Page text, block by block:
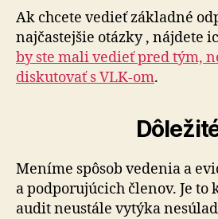
Ak chcete vedieť základné
najčastejšie otázky , nájdete
by ste mali vedieť pred tým,
diskutovať s VLK-om.
Meníme spôsob vedenia a
a podporujúcich členov. Je to
audit neustále vytýka